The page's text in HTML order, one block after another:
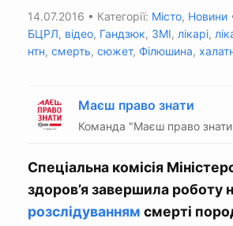
14.07.2016 • Категорії: Місто, Новини
БЦРЛ, відео, Гандзюк, ЗМІ, лікарі,
нтн, смерть, сюжет, Філюшина,
Маєш право знати
Команда "Маєш право
Спеціальна комісія
здоров’я завершила роботу
розслідуванням смерті